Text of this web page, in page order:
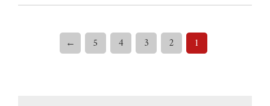
1
2
3
4
5
←